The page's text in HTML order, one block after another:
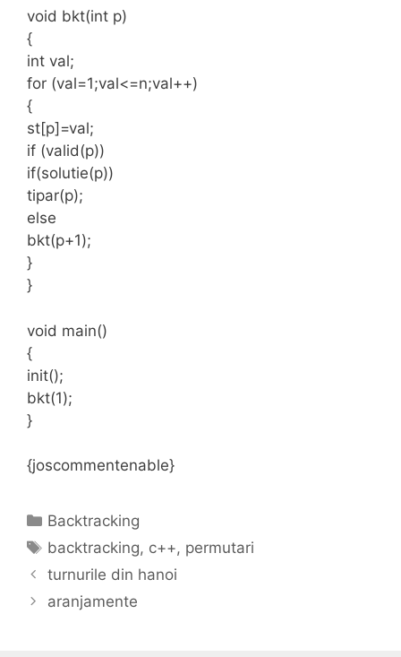
void bkt(int p)
{
int val;
for (val=1;val<=n;val++)
{
st[p]=val;
if (valid(p))
if(solutie(p))
tipar(p);
else
bkt(p+1);
}
}
void main()
{
init();
bkt(1);
}
{joscommentenable}
Categories
Backtracking
Tags
backtracking, c++, permutari
turnurile din hanoi
aranjamente